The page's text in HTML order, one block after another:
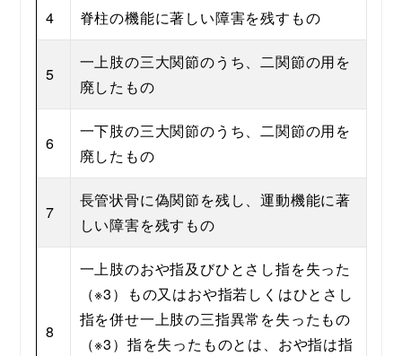
4 脊柱の機能に著しい障害を残すもの
5
一上肢の三大関節のうち、二関節の用を
廃したもの
6
一下肢の三大関節のうち、二関節の用を
廃したもの
7
長管状骨に偽関節を残し、運動機能に著
しい障害を残すもの
8
一上肢のおや指及びひとさし指を失った
（※3）もの又はおや指若しくはひとさし
指を併せ一上肢の三指異常を失ったもの
（※3）指を失ったものとは、おや指は指